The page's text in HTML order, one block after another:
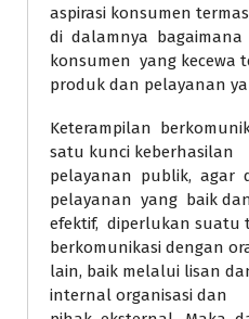
aspirasi konsumen
di dalamnya bagaimana
konsumen yang kecewa
produk dan pelayanan
Keterampilan
satu kunci keberhasilan
pelayanan publik, agar
pelayanan yang baik
efektif, diperlukan suatu
berkomunikasi dengan
lain, baik melalui lisan
internal organisasi dan